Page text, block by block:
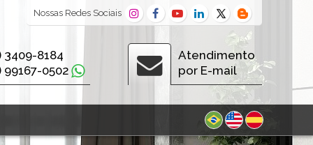
3409-8184
99167-0502
Atendimento
por E-mail
Nossas Redes Sociais